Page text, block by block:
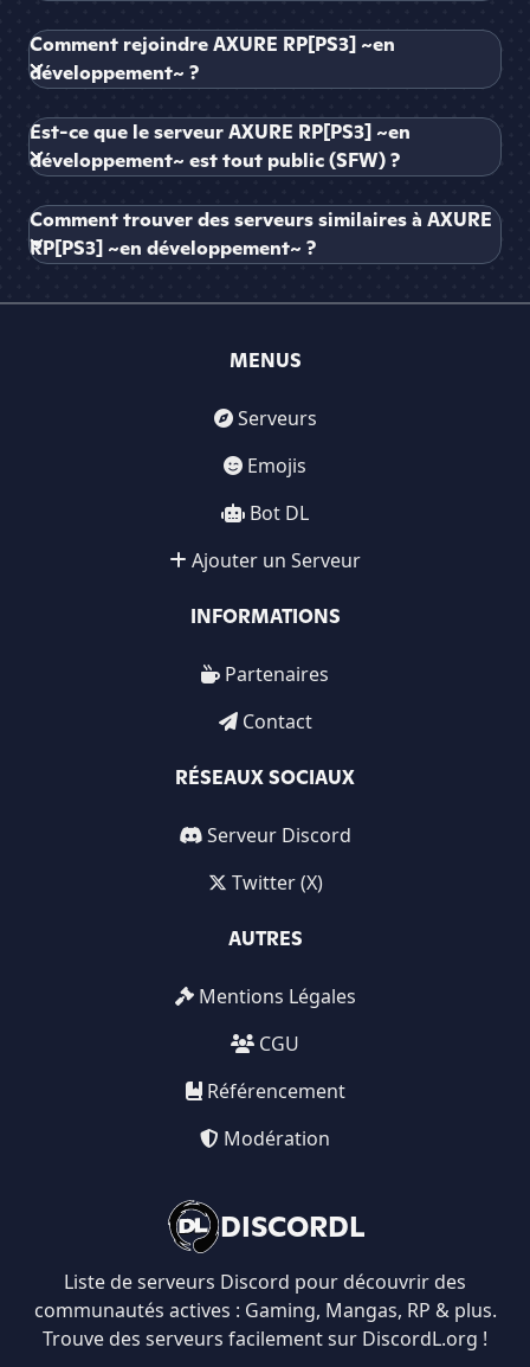
Comment rejoindre AXURE RP[PS3] ~en
développement~ ?
Est-ce que le serveur AXURE RP[PS3] ~en
développement~ est tout public (SFW) ?
Comment trouver des serveurs similaires à AXURE
RP[PS3] ~en développement~ ?
DISCORDL
Liste de serveurs Discord pour découvrir des
communautés actives : Gaming, Mangas, RP & plus.
Trouve des serveurs facilement sur DiscordL.org !
MENUS
Serveurs
Emojis
Bot DL
Ajouter un Serveur
INFORMATIONS
Partenaires
Contact
RÉSEAUX SOCIAUX
Serveur Discord
Twitter (X)
AUTRES
Mentions Légales
CGU
Référencement
Modération